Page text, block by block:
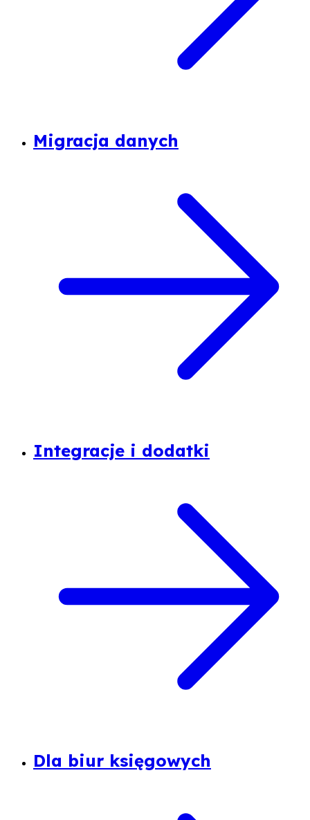
Migracja danych
Integracje i dodatki
Dla biur księgowych